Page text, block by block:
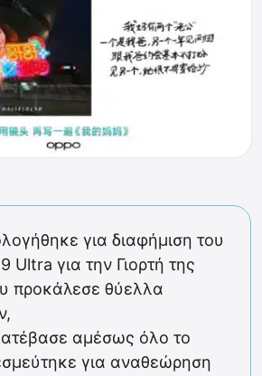
για διαφήμιση του
Ultra για την Γιορτή της
προκάλεσε θύελλα
αμέσως όλο το
για αναθεώρηση